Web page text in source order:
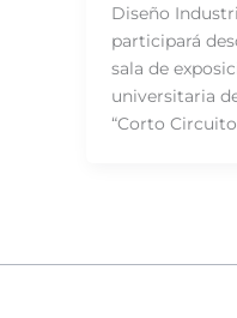
Diseño
participará
sala de
universitaria
“Corto